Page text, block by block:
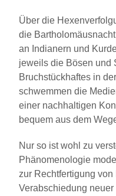
Über die
die
an Indianern und
jeweils die Bösen und
Bruchstückhaftes in
schwemmen die
einer nachhaltigen
bequem aus dem
Nur so ist wohl zu
Phänomenologie
zur Rechtfertigung
Verabschiedung